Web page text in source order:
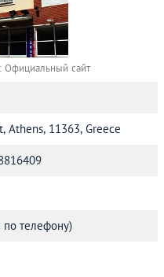
Официальный сайт
Athens, 11363, Greece
по телефону)